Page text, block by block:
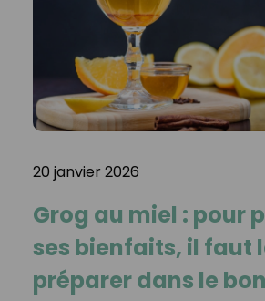
20 janvier 2026
Grog au miel : pour
ses bienfaits, il faut
préparer dans le